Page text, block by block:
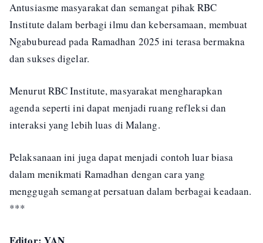
Antusiasme masyarakat dan semangat pihak RBC
Institute dalam berbagi ilmu dan kebersamaan, membuat
Ngabuburead pada Ramadhan 2025 ini terasa bermakna
dan sukses digelar.
Menurut RBC Institute, masyarakat mengharapkan
agenda seperti ini dapat menjadi ruang refleksi dan
interaksi yang lebih luas di Malang.
Pelaksanaan ini juga dapat menjadi contoh luar biasa
dalam menikmati Ramadhan dengan cara yang
menggugah semangat persatuan dalam berbagai keadaan.
***